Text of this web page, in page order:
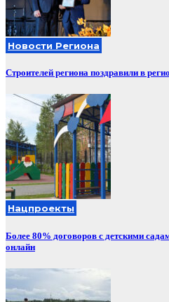
Новости Региона
Строителей региона поздравили в
Нацпроекты
Более 80% договоров с детскими
онлайн